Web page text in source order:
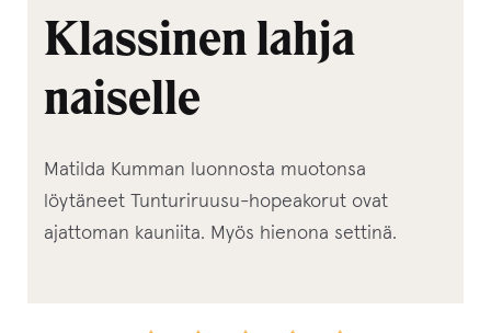
Klassinen lahja
naiselle
Matilda Kumman luonnosta muotonsa
löytäneet Tunturiruusu-hopeakorut ovat
ajattoman kauniita. Myös hienona settinä.